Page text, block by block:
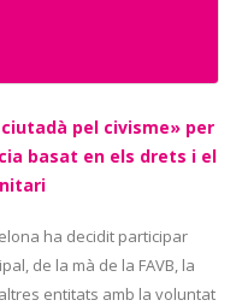
ciutadà pel civisme» per
basat en els drets i el
ha decidit participar
de la mà de la FAVB, la
entitats amb la voluntat